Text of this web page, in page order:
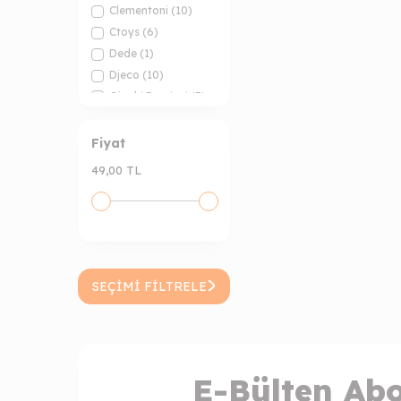
Clementoni (10)
Ctoys (6)
Dede (1)
Djeco (10)
Giochi Preziosi (3)
Hasbro
Lino(1)
Pretty Pinky(1)
Rainbow Spring(7)
Fiyat
49,00 TL
SEÇIMI FILTRELE
E-Bülten